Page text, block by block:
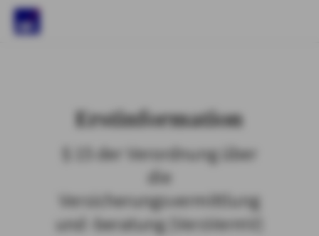
Erstinformation
§ 15 der Verordnung über
die
Versicherungsvermittlung
und -beratung (VersVermV)